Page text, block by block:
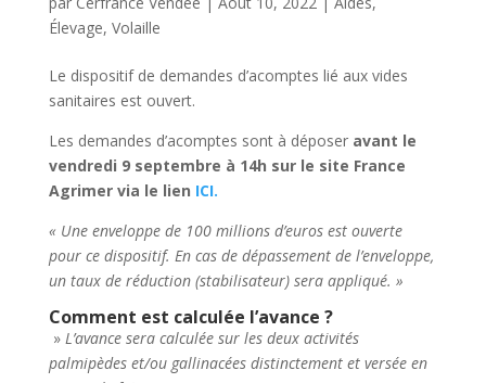
Élevage, Volaille
Le dispositif de demandes d’acomptes lié aux vides
sanitaires est ouvert.
Les demandes d’acomptes sont à déposer avant le
vendredi 9 septembre à 14h sur le site France
Agrimer via le lien ICI.
« Une enveloppe de 100 millions d’euros est ouverte
pour ce dispositif. En cas de dépassement de l’enveloppe,
un taux de réduction (stabilisateur) sera appliqué. »
Comment est calculée l’avance ?
» L’avance sera calculée sur les deux activités
palmipèdes et/ou gallinacées distinctement et versée en